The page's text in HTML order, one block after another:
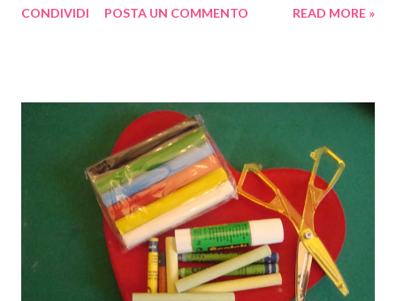
poi tutto serve!). Sto cercando di fare delle foto decenti,
rotoloni per la cucina perchè sono materiali che si prestano a
fare molti lavori. Devo avere il coraggio di usare il feltro perchè è
un bel materiale che non ho mai lavorato. Ho imparato a
scadenzare il lavoro e, finalmente, ho già qualche lavoro finito e,
probabilmente, non dovrò stare fino alla sera del 23 dicembre
con l'ago in mano! Ho scoperto un mondo nuovo di blogger
bravissime e con molta più fantasia di me. Insomma m...
CONDIVIDI POSTA UN COMMENTO READ MORE »